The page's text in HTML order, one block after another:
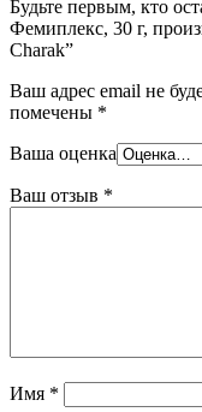
Будьте первым, кто
Фемиплекс, 30 г,
Charak”
Ваш адрес email не
помечены *
Ваша оценка
Ваш отзыв *
Имя *